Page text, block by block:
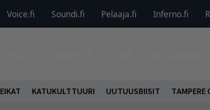
Voice.fi Soundi.fi Pelaaja.fi Inferno.fi
KATUKULTTUURI UUTUUSBIISIT TAMPERE